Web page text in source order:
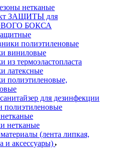
нетканые
ЗАЩИТЫ для
БОКСА
полиэтиленовые
виниловые
из термоэластопласта
латексные
полиэтиленовые,
для дезинфекции
полиэтиленовые
нетканые
(лента липкая,
и аксессуары)